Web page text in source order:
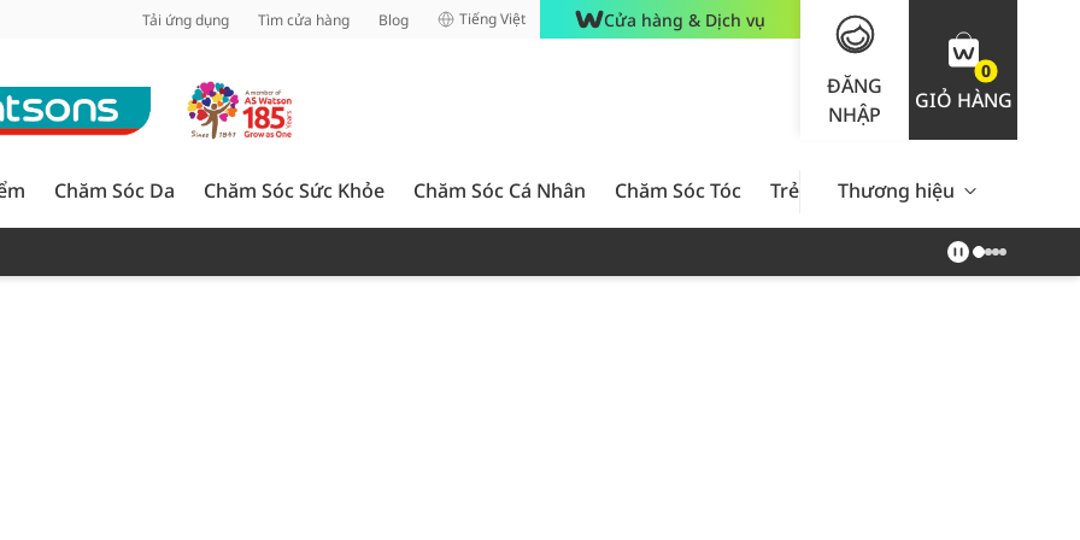
Tải ứng dụng Tìm cửa hàng Blog Tiếng Việt Cửa hàng & Dịch vụ
ĐĂNG
NHẬP
0
GIỎ HÀNG
Chăm Sóc Da Chăm Sóc Sức Khỏe Chăm Sóc Cá Nhân Chăm Sóc Tóc Trẻ Em Nam Giới Chăm Sóc
Thương hiệu